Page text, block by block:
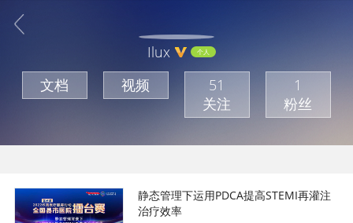
Ilux 个人
文档 视频
51
关注
1
粉丝
静态管理下运用PDCA提高STEMI再灌注
治疗效率